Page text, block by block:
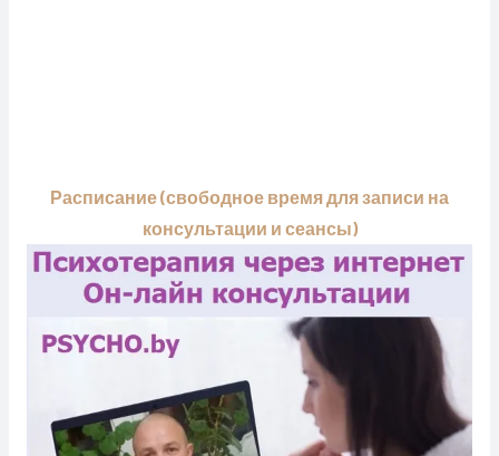
Расписание (свободное время для записи на
консультации и сеансы)